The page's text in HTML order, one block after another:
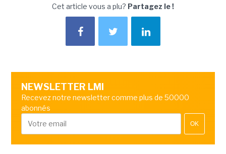
Cet article vous a plu? Partagez le !
NEWSLETTER LMI
Recevez notre newsletter comme plus de 50000
abonnés
OK